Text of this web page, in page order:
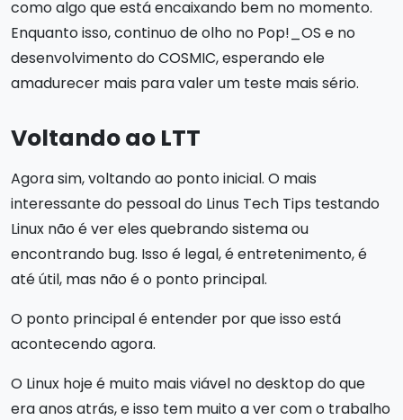
como algo que está encaixando bem no momento.
Enquanto isso, continuo de olho no Pop!_OS e no
desenvolvimento do COSMIC, esperando ele
amadurecer mais para valer um teste mais sério.
Voltando ao LTT
Agora sim, voltando ao ponto inicial. O mais
interessante do pessoal do Linus Tech Tips testando
Linux não é ver eles quebrando sistema ou
encontrando bug. Isso é legal, é entretenimento, é
até útil, mas não é o ponto principal.
O ponto principal é entender por que isso está
acontecendo agora.
O Linux hoje é muito mais viável no desktop do que
era anos atrás, e isso tem muito a ver com o trabalho